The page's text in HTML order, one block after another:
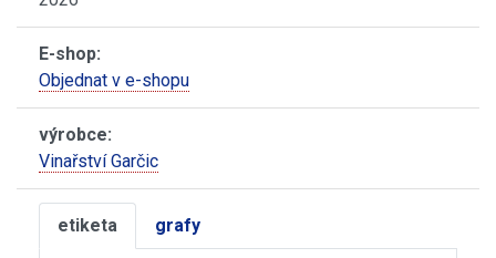
E-shop:
Objednat v e-shopu
výrobce:
Vinařství Garčic
etiketa grafy